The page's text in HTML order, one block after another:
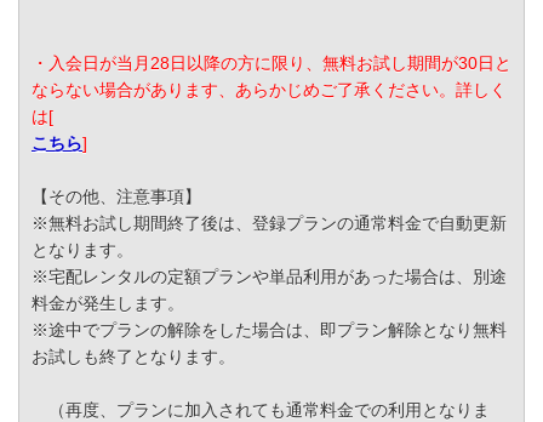
・入会日が当月28日以降の方に限り、無料お試し期間が30日と
ならない場合があります、あらかじめご了承ください。詳しく
は[
こちら]
【その他、注意事項】
※無料お試し期間終了後は、登録プランの通常料金で自動更新
となります。
※宅配レンタルの定額プランや単品利用があった場合は、別途
料金が発生します。
※途中でプランの解除をした場合は、即プラン解除となり無料
お試しも終了となります。
（再度、プランに加入されても通常料金での利用となりま